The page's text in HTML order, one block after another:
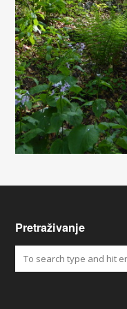
Pretraživanje